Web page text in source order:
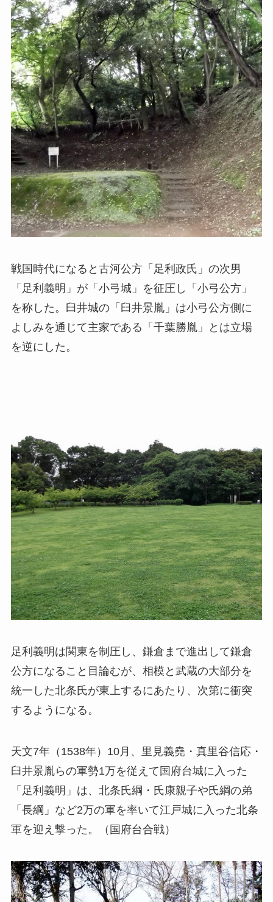
戦国時代になると古河公方「足利政氏」の次男
「足利義明」が「小弓城」を征圧し「小弓公方」
を称した。臼井城の「臼井景胤」は小弓公方側に
よしみを通じて主家である「千葉勝胤」とは立場
を逆にした。
足利義明は関東を制圧し、鎌倉まで進出して鎌倉
公方になること目論むが、相模と武蔵の大部分を
統一した北条氏が東上するにあたり、次第に衝突
するようになる。
天文7年（1538年）10月、里見義堯・真里谷信応・
臼井景胤らの軍勢1万を従えて国府台城に入った
「足利義明」は、北条氏綱・氏康親子や氏綱の弟
「長綱」など2万の軍を率いて江戸城に入った北条
軍を迎え撃った。（国府台合戦）